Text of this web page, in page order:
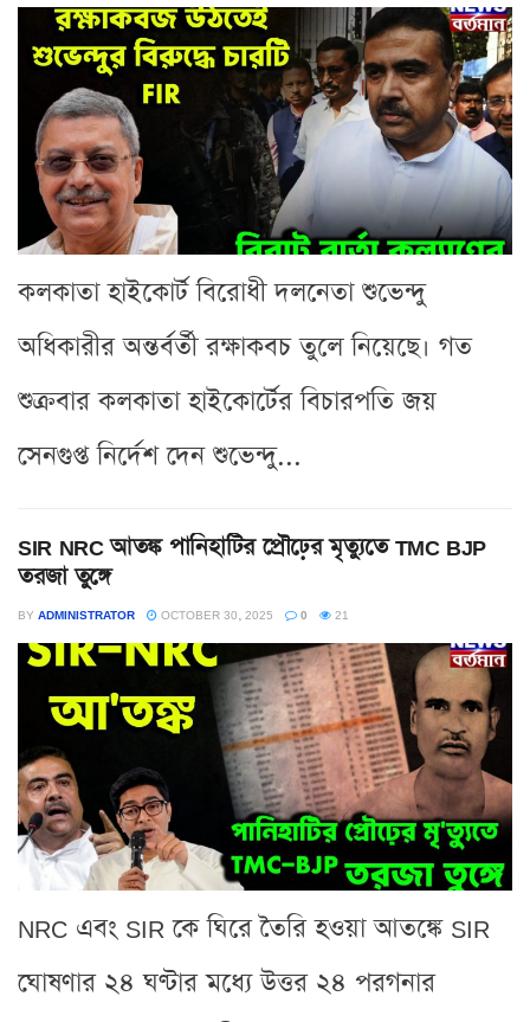
কলকাতা হাইকোর্ট বিরোধী দলনেতা শুভেন্দু
অধিকারীর অন্তর্বর্তী রক্ষাকবচ তুলে নিয়েছে। গত
শুক্রবার কলকাতা হাইকোর্টের বিচারপতি জয়
সেনগুপ্ত নির্দেশ দেন শুভেন্দু...
SIR NRC আতঙ্ক পানিহাটির প্রৌঢ়ের মৃত্যুতে TMC BJP
তরজা তুঙ্গে
BY ADMINISTRATOR OCTOBER 30, 2025 0 21
NRC এবং SIR কে ঘিরে তৈরি হওয়া আতঙ্কে SIR
ঘোষণার ২৪ ঘণ্টার মধ্যে উত্তর ২৪ পরগনার